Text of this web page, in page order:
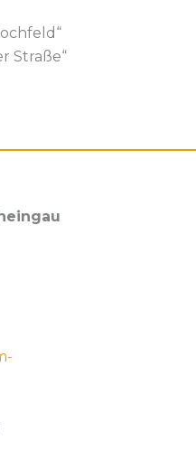
Straße“